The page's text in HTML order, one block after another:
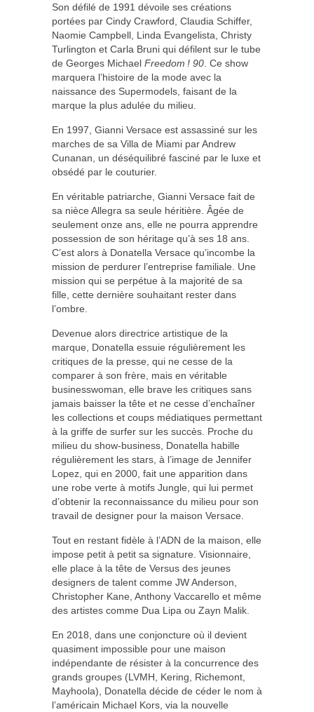
Son défilé de 1991 dévoile ses créations
portées par Cindy Crawford, Claudia Schiffer,
Naomie Campbell, Linda Evangelista, Christy
Turlington et Carla Bruni qui défilent sur le tube
de Georges Michael Freedom ! 90 . Ce show
marquera l’histoire de la mode avec la
naissance des Supermodels, faisant de la
marque la plus adulée du milieu.
En 1997, Gianni Versace est assassiné sur les
marches de sa Villa de Miami par Andrew
Cunanan, un déséquilibré fasciné par le luxe et
obsédé par le couturier.
En véritable patriarche, Gianni Versace fait de
sa nièce Allegra sa seule héritière. Âgée de
seulement onze ans, elle ne pourra apprendre
possession de son héritage qu’à ses 18 ans.
C’est alors à Donatella Versace qu’incombe la
mission de perdurer l’entreprise familiale. Une
mission qui se perpétue à la majorité de sa
fille, cette dernière souhaitant rester dans
l’ombre.
Devenue alors directrice artistique de la
marque, Donatella essuie régulièrement les
critiques de la presse, qui ne cesse de la
comparer à son frère, mais en véritable
businesswoman, elle brave les critiques sans
jamais baisser la tête et ne cesse d’enchaîner
les collections et coups médiatiques permettant
à la griffe de surfer sur les succès. Proche du
milieu du show-business, Donatella habille
régulièrement les stars, à l’image de Jennifer
Lopez, qui en 2000, fait une apparition dans
une robe verte à motifs Jungle, qui lui permet
d’obtenir la reconnaissance du milieu pour son
travail de designer pour la maison Versace.
Tout en restant fidèle à l’ADN de la maison, elle
impose petit à petit sa signature. Visionnaire,
elle place à la tête de Versus des jeunes
designers de talent comme JW Anderson,
Christopher Kane, Anthony Vaccarello et même
des artistes comme Dua Lipa ou Zayn Malik.
En 2018, dans une conjoncture où il devient
quasiment impossible pour une maison
indépendante de résister à la concurrence des
grands groupes (LVMH, Kering, Richemont,
Mayhoola), Donatella décide de céder le nom à
l’américain Michael Kors, via la nouvelle